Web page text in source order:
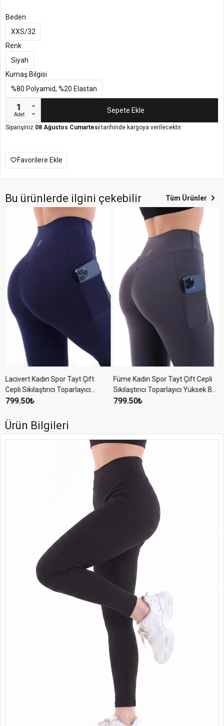
Beden
XXS/32
Renk
Siyah
Kumaş Bilgisi
%80 Polyamid, %20 Elastan
Adet
Sepete Ekle
Siparişiniz 08 Ağustos Cumartesitarihinde kargoya verilecektir.
Favorilere Ekle
Bu ürünlerde ilgini çekebilir Tüm Ürünler
Lacivert Kadın Spor Tayt Çift
Cepli Sıkılaştırıcı Toparlayıcı
Sporcu Taytı Leggings
799.50₺
Füme Kadın Spor Tayt Çift Cepli
Sıkılaştırıcı Toparlayıcı Yüksek Bel
Sporcu Taytı Leggings Fitness
799.50₺
Ürün Bilgileri